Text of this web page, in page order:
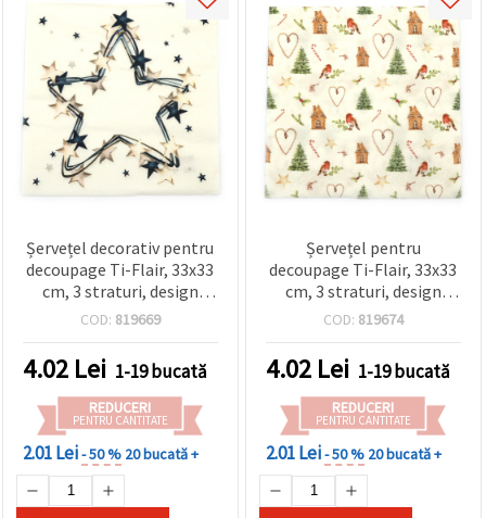
Șervețel decorativ pentru
decoupage Ti-Flair, 33x33
cm, 3 straturi, design
Nordisk Stjarna – 1 bucată
COD: 819669
4.02 Lei 1-19 bucată
REDUCERI
PENTRU CANTITATE
2.01 Lei- 50 % 20 bucată +
Șervețel pentru
decoupage Ti-Flair, 33x33
cm, 3 straturi, design
Piccola Decorazione
COD: 819674
4.02 Lei 1-19 bucată
REDUCERI
PENTRU CANTITATE
2.01 Lei- 50 % 20 bucată +